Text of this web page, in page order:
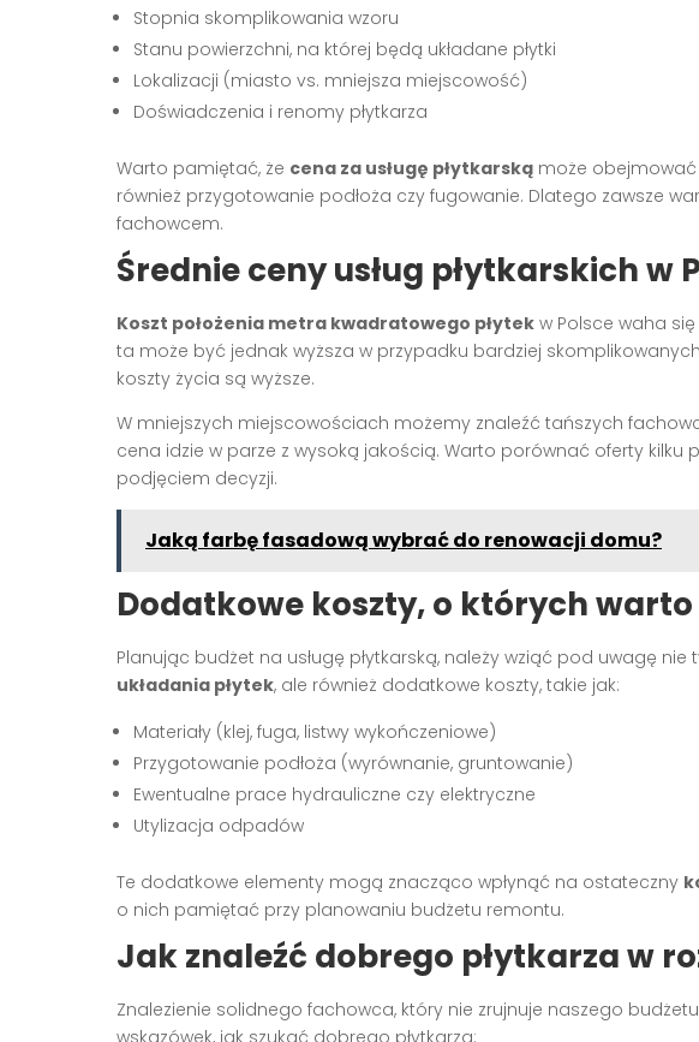
Stopnia skomplikowania wzoru
Stanu powierzchni, na której będą układane płytki
Lokalizacji (miasto vs. mniejsza miejscowość)
Doświadczenia i renomy płytkarza
Warto pamiętać, że cena za usługę płytkarską może obejmować
również przygotowanie podłoża czy fugowanie. Dlatego zawsze
fachowcem.
Średnie ceny usług płytkarskich w
Koszt położenia metra kwadratowego płytek w Polsce waha
ta może być jednak wyższa w przypadku bardziej
koszty życia są wyższe.
W mniejszych miejscowościach możemy znaleźć tańszych
cena idzie w parze z wysoką jakością. Warto porównać oferty kilku
podjęciem decyzji.
Jaką farbę fasadową wybrać do renowacji domu?
Dodatkowe koszty, o których
Planując budżet na usługę płytkarską, należy wziąć pod uwagę nie
układania płytek, ale również dodatkowe koszty, takie jak:
Materiały (klej, fuga, listwy wykończeniowe)
Przygotowanie podłoża (wyrównanie, gruntowanie)
Ewentualne prace hydrauliczne czy elektryczne
Utylizacja odpadów
Te dodatkowe elementy mogą znacząco wpłynąć na ostateczny
o nich pamiętać przy planowaniu budżetu remontu.
Jak znaleźć dobrego płytkarza w
Znalezienie solidnego fachowca, który nie zrujnuje naszego
wskazówek, jak szukać dobrego płytkarza: